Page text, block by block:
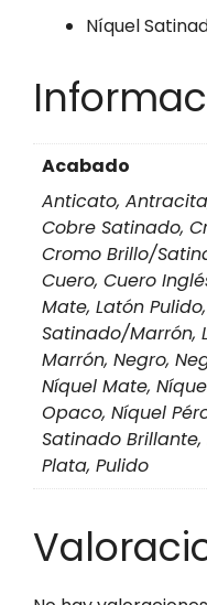
Níquel
Acabado
Anticato,
Cobre Satinado,
Cromo Brillo/
Cuero, Cuero
Mate, Latón
Satinado/Marrón,
Marrón, Negro,
Níquel Mate,
Opaco, Níquel
Satinado
Plata, Pulido